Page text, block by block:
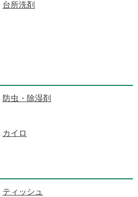
台所洗剤
防虫・除湿剤
カイロ
ティッシュ